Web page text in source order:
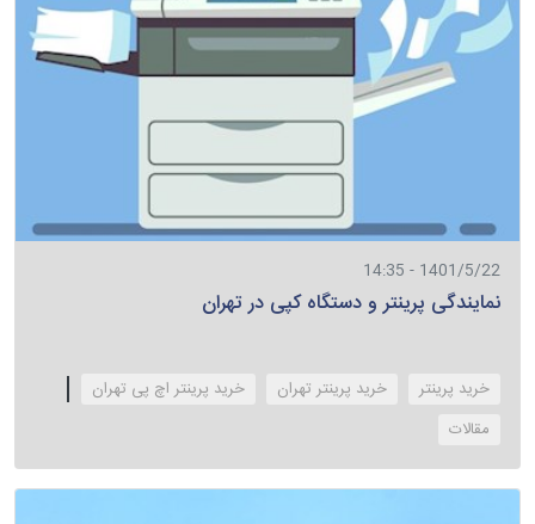
1401/5/22 - 14:35
نمایندگی پرینتر و دستگاه کپی در تهران
خرید پرینتر خرید پرینتر تهران
خرید پرینتر اچ پی تهران
‌مقالات